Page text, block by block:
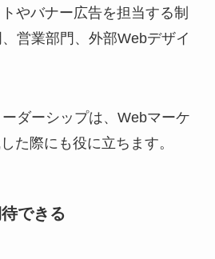
やバナー広告を担当する制
営業部門、外部Webデザイ
ダーシップは、Webマーケ
た際にも役に立ちます。
できる